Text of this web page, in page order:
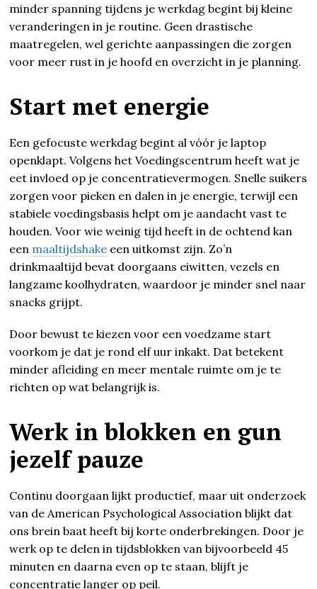
minder spanning tijdens je werkdag begint bij kleine
veranderingen in je routine. Geen drastische
maatregelen, wel gerichte aanpassingen die zorgen
voor meer rust in je hoofd en overzicht in je planning.
Start met energie
Een gefocuste werkdag begint al vóór je laptop
openklapt. Volgens het Voedingscentrum heeft wat je
eet invloed op je concentratievermogen. Snelle suikers
zorgen voor pieken en dalen in je energie, terwijl een
stabiele voedingsbasis helpt om je aandacht vast te
houden. Voor wie weinig tijd heeft in de ochtend kan
een maaltijdshake een uitkomst zijn. Zo’n
drinkmaaltijd bevat doorgaans eiwitten, vezels en
langzame koolhydraten, waardoor je minder snel naar
snacks grijpt.
Door bewust te kiezen voor een voedzame start
voorkom je dat je rond elf uur inkakt. Dat betekent
minder afleiding en meer mentale ruimte om je te
richten op wat belangrijk is.
Werk in blokken en gun
jezelf pauze
Continu doorgaan lijkt productief, maar uit onderzoek
van de American Psychological Association blijkt dat
ons brein baat heeft bij korte onderbrekingen. Door je
werk op te delen in tijdsblokken van bijvoorbeeld 45
minuten en daarna even op te staan, blijft je
concentratie langer op peil.